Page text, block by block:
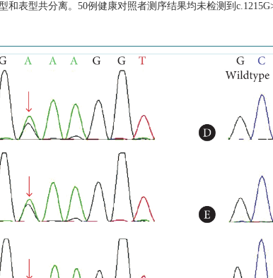
表型共分离。50例健康对照者测序结果均未检测到